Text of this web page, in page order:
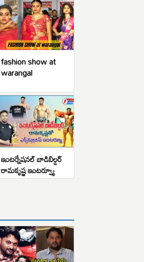
fashion show at
warangal
ఇంటర్నేషనల్ బాడిబిల్డర్
రామకృష్ణ ఇంటర్వ్యూ